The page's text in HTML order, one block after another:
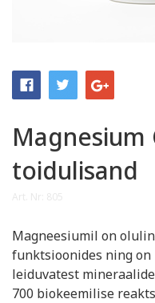
Magnesium
toidulisand
Magneesiumil on
funktsioonides ning
leiduvatest
700 biokeemilise